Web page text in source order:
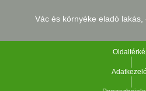
Vác és környéke eladó